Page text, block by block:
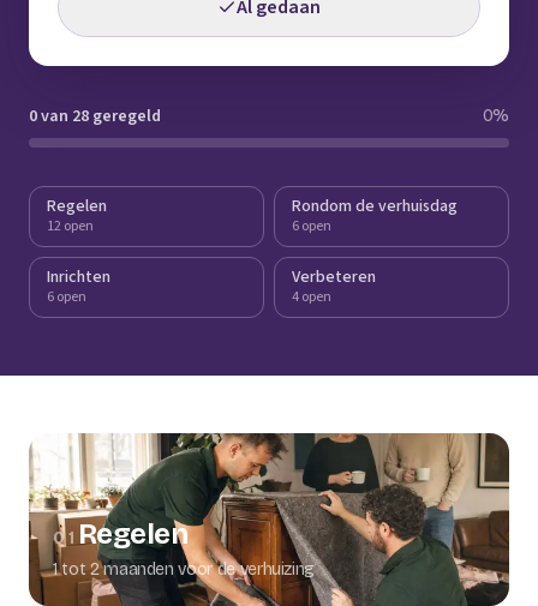
Al gedaan
0 van 28 geregeld 0%
Regelen
12 open
Rondom de verhuisdag
6 open
Inrichten
6 open
Verbeteren
4 open
01 Regelen
1 tot 2 maanden voor de verhuizing